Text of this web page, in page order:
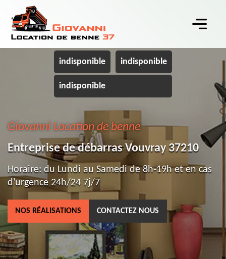
indisponible indisponible
indisponible
Giovanni Location de benne
Entreprise de débarras Vouvray 37210
Horaire: du Lundi au Samedi de 8h-19h et en cas
d'urgence 24h/24 7j/7
NOS RÉALISATIONS CONTACTEZ NOUS